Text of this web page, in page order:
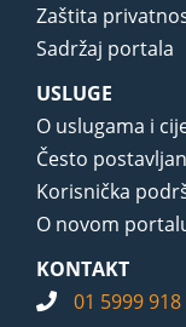
Zaštita
Sadržaj portala
USLUGE
O uslugama i
Često
Korisnička
O novom
KONTAKT
01 5999 918